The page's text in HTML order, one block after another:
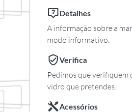
Detalhes
A informação sobre a
modo informativo.
Verifica
Pedimos que verifiquem
vidro que pretendes.
Acessórios